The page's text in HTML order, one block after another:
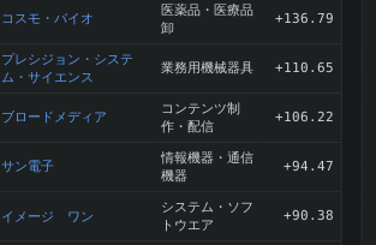
コスモ・バイオ 医薬品・医療品
卸
+136.79
プレシジョン・システ
ム・サイエンス
業務用機械器具 +110.65
ブロードメディア コンテンツ制
作・配信
+106.22
サン電子 情報機器・通信
機器
+94.47
イメージ ワン
システム・ソフ
トウエア
+90.38